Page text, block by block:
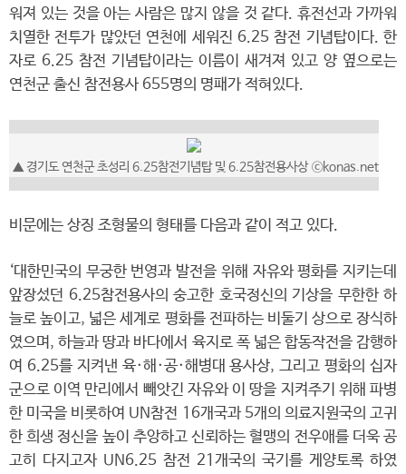
워져 있는 것을 아는 사람은 많지 않을 것 같다. 휴전선과 가까워
치열한 전투가 많았던 연천에 세워진 6.25 참전 기념탑이다. 한
자로 6.25 참전 기념탑이라는 이름이 새겨져 있고 양 옆으로는
연천군 출신 참전용사 655명의 명패가 적혀있다.
▲ 경기도 연천군 초성리 6.25참전기념탑 및 6.25참전용사상ⓒkonas.net
비문에는 상징 조형물의 형태를 다음과 같이 적고 있다.
‘대한민국의 무궁한 번영과 발전을 위해 자유와 평화를 지키는데
앞장섰던 6.25참전용사의 숭고한 호국정신의 기상을 무한한 하
늘로 높이고, 넓은 세계로 평화를 전파하는 비둘기 상으로 장식하
였으며, 하늘과 땅과 바다에서 육지로 폭 넓은 합동작전을 감행하
여 6.25를 지켜낸 육·해·공·해병대 용사상, 그리고 평화의 십자
군으로 이역 만리에서 빼앗긴 자유와 이 땅을 지켜주기 위해 파병
한 미국을 비롯하여 UN참전 16개국과 5개의 의료지원국의 고귀
한 희생 정신을 높이 추앙하고 신뢰하는 혈맹의 전우애를 더욱 공
고히 다지고자 UN6.25 참전 21개국의 국기를 게양토록 하였